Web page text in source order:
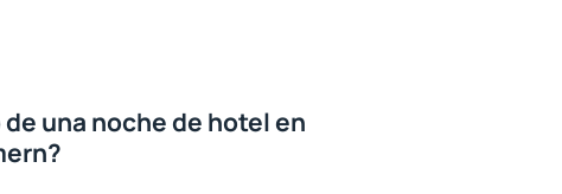
una noche de hotel en